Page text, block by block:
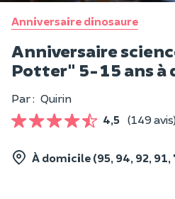
Anniversaire dinosaure
Anniversaire
Potter" 5-15 ans à
Par : Quirin
4,5 (149
À domicile (95, 94, 92, 91,